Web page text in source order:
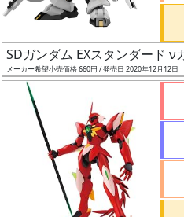
ボ
ク
ス
ア
SDガンダム EXスタンダード ν
メーカー希望小売価格 660円 / 発売日 2020年12月12日